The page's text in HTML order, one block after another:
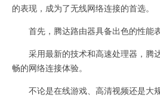
的表现，成为了无线网络连接的首选。
首先，腾达路由器具备出色的性能表
采用最新的技术和高速处理器，腾
畅的网络连接体验。
不论是在线游戏、高清视频还是大